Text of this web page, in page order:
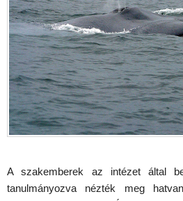
A szakemberek az intézet által
tanulmányozva nézték meg